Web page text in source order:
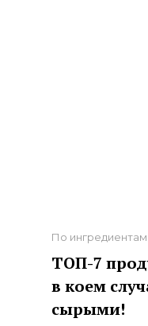
Categories
По ингредиентам
ТОП-7
в коем
сырыми!